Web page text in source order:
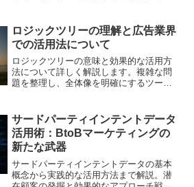
ロジックツリーの理解と広告業界
での活用法について
ロジックツリーの意味と効果的な活用方
法について詳しく解説します。複雑な問
題を整理し、全体像を明確にするツール
サードパーティインテントデータ
活用術：BtoBマーケティングの
新たな武器
サードパーティインテントデータの基本
概念から実践的な活用方法まで解説。潜